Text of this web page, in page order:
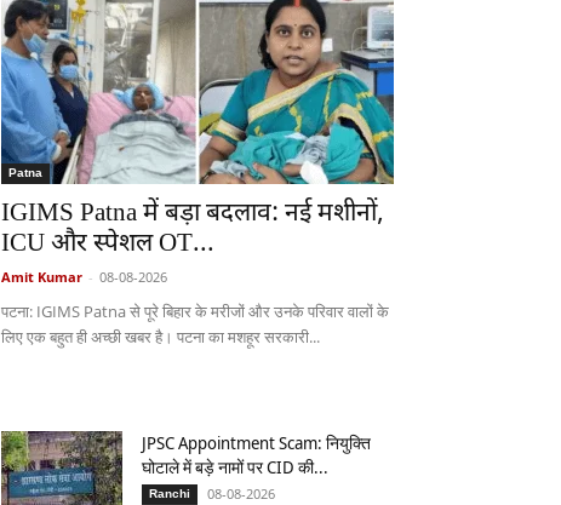
Patna
IGIMS Patna में बड़ा बदलाव: नई मशीनों,
ICU और स्पेशल OT...
Amit Kumar - 08-08-2026
पटना: IGIMS Patna से पूरे बिहार के मरीजों और उनके परिवार वालों के
लिए एक बहुत ही अच्छी खबर है। पटना का मशहूर सरकारी...
JPSC Appointment Scam: नियुक्ति
घोटाले में बड़े नामों पर CID की...
Ranchi 08-08-2026